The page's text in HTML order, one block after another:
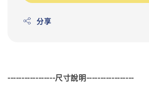
分享
-----------------尺寸說明-----------------